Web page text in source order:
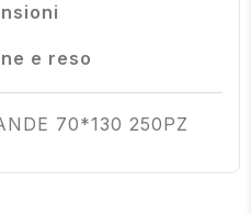
e reso
70*130 250PZ